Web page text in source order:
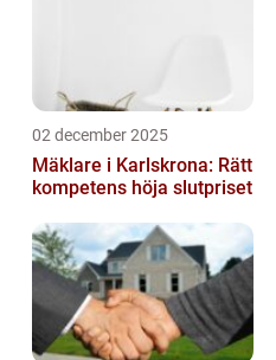
02 december 2025
Mäklare i Karlskrona: Rätt
kompetens höja slutpriset